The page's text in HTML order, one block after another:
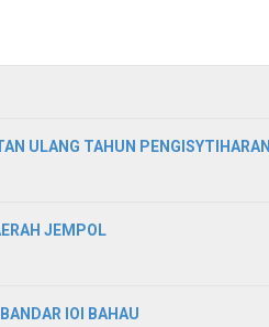
ULANG TAHUN PENGISYTIHARAN
JEMPOL
IOI BAHAU